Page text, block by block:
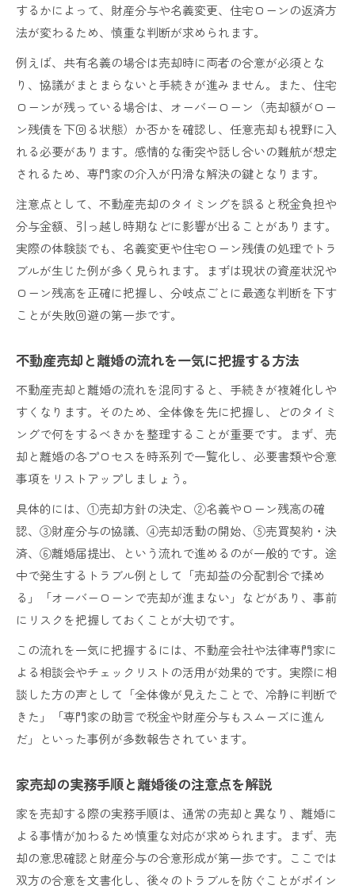
するかによって、財産分与や名義変更、住宅ローンの返済方
法が変わるため、慎重な判断が求められます。
例えば、共有名義の場合は売却時に両者の合意が必須とな
り、協議がまとまらないと手続きが進みません。また、住宅
ローンが残っている場合は、オーバーローン（売却額がロー
ン残債を下回る状態）か否かを確認し、任意売却も視野に入
れる必要があります。感情的な衝突や話し合いの難航が想定
されるため、専門家の介入が円滑な解決の鍵となります。
注意点として、不動産売却のタイミングを誤ると税金負担や
分与金額、引っ越し時期などに影響が出ることがあります。
実際の体験談でも、名義変更や住宅ローン残債の処理でトラ
ブルが生じた例が多く見られます。まずは現状の資産状況や
ローン残高を正確に把握し、分岐点ごとに最適な判断を下す
ことが失敗回避の第一歩です。
不動産売却と離婚の流れを一気に把握する方法
不動産売却と離婚の流れを混同すると、手続きが複雑化しや
すくなります。そのため、全体像を先に把握し、どのタイミ
ングで何をするべきかを整理することが重要です。まず、売
却と離婚の各プロセスを時系列で一覧化し、必要書類や合意
事項をリストアップしましょう。
具体的には、①売却方針の決定、②名義やローン残高の確
認、③財産分与の協議、④売却活動の開始、⑤売買契約・決
済、⑥離婚届提出、という流れで進めるのが一般的です。途
中で発生するトラブル例として「売却益の分配割合で揉め
る」「オーバーローンで売却が進まない」などがあり、事前
にリスクを把握しておくことが大切です。
この流れを一気に把握するには、不動産会社や法律専門家に
よる相談会やチェックリストの活用が効果的です。実際に相
談した方の声として「全体像が見えたことで、冷静に判断で
きた」「専門家の助言で税金や財産分与もスムーズに進ん
だ」といった事例が多数報告されています。
家売却の実務手順と離婚後の注意点を解説
家を売却する際の実務手順は、通常の売却と異なり、離婚に
よる事情が加わるため慎重な対応が求められます。まず、売
却の意思確認と財産分与の合意形成が第一歩です。ここでは
双方の合意を文書化し、後々のトラブルを防ぐことがポイン